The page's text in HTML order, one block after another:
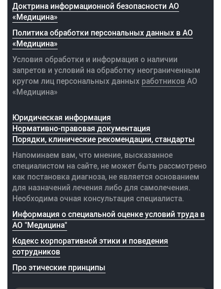
Доктрина информационной безопасности АО
«Медицина»
Политика обработки персональных данных в АО
«Медицина»
Условия обработки и информация о наличии
запретов и условий на обработку неограниченным
кругом лиц персональных данных работниковАО
«Медицина»
Юридическая информация
Нормативно-правовая документация
Порядки, клинические рекомендации, стандарты
Напоминаем вам, что мнение, высказанное
специалистом на сайте, не может быть рассмотрено
как постановка диагноза, не является основанием
для назначений лечения либо для самолечения.
Необходима очная консультация специалиста.
Информация о специальной оценке условий труда в
АО "Медицина"
Кодекс корпоративной этики и поведения
сотрудников
Про этические принципы